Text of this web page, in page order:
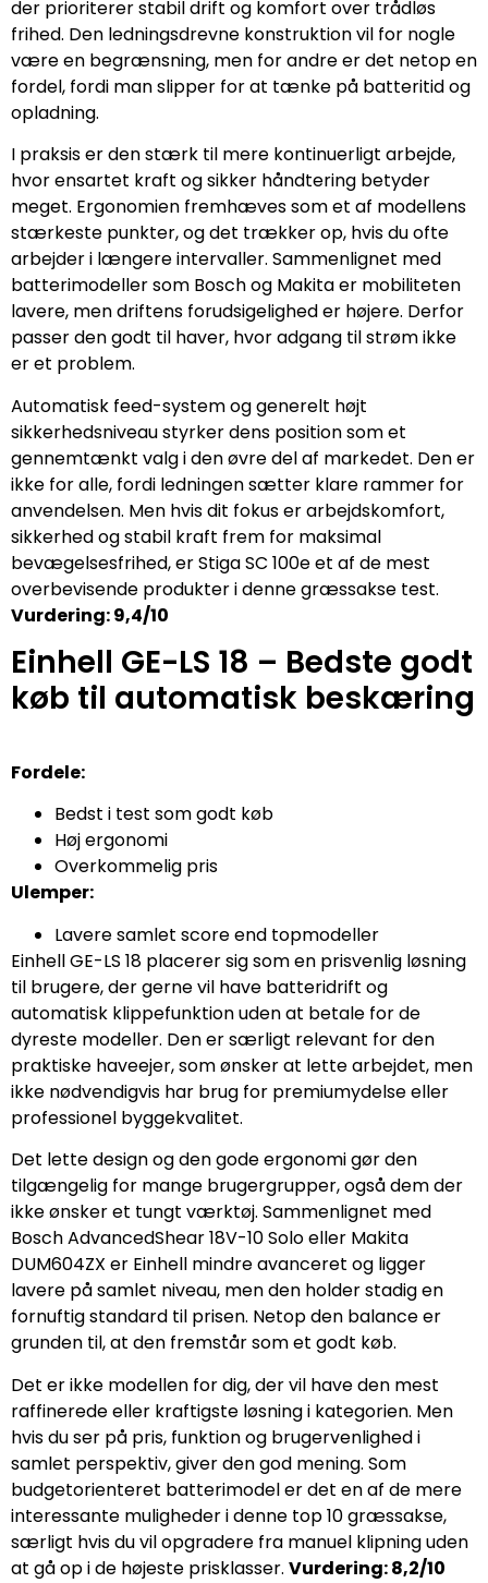
der prioriterer stabil drift og komfort over trådløs
frihed. Den ledningsdrevne konstruktion vil for nogle
være en begrænsning, men for andre er det netop en
fordel, fordi man slipper for at tænke på batteritid og
opladning.
I praksis er den stærk til mere kontinuerligt arbejde,
hvor ensartet kraft og sikker håndtering betyder
meget. Ergonomien fremhæves som et af modellens
stærkeste punkter, og det trækker op, hvis du ofte
arbejder i længere intervaller. Sammenlignet med
batterimodeller som Bosch og Makita er mobiliteten
lavere, men driftens forudsigelighed er højere. Derfor
passer den godt til haver, hvor adgang til strøm ikke
er et problem.
Automatisk feed-system og generelt højt
sikkerhedsniveau styrker dens position som et
gennemtænkt valg i den øvre del af markedet. Den er
ikke for alle, fordi ledningen sætter klare rammer for
anvendelsen. Men hvis dit fokus er arbejdskomfort,
sikkerhed og stabil kraft frem for maksimal
bevægelsesfrihed, er Stiga SC 100e et af de mest
overbevisende produkter i denne græssakse test.
Vurdering: 9,4/10
Einhell GE-LS 18 – Bedste godt
køb til automatisk beskæring
Fordele:
Bedst i test som godt køb
Høj ergonomi
Overkommelig pris
Ulemper:
Lavere samlet score end topmodeller
Einhell GE-LS 18 placerer sig som en prisvenlig løsning
til brugere, der gerne vil have batteridrift og
automatisk klippefunktion uden at betale for de
dyreste modeller. Den er særligt relevant for den
praktiske haveejer, som ønsker at lette arbejdet, men
ikke nødvendigvis har brug for premiumydelse eller
professionel byggekvalitet.
Det lette design og den gode ergonomi gør den
tilgængelig for mange brugergrupper, også dem der
ikke ønsker et tungt værktøj. Sammenlignet med
Bosch AdvancedShear 18V-10 Solo eller Makita
DUM604ZX er Einhell mindre avanceret og ligger
lavere på samlet niveau, men den holder stadig en
fornuftig standard til prisen. Netop den balance er
grunden til, at den fremstår som et godt køb.
Det er ikke modellen for dig, der vil have den mest
raffinerede eller kraftigste løsning i kategorien. Men
hvis du ser på pris, funktion og brugervenlighed i
samlet perspektiv, giver den god mening. Som
budgetorienteret batterimodel er det en af de mere
interessante muligheder i denne top 10 græssakse,
særligt hvis du vil opgradere fra manuel klipning uden
at gå op i de højeste prisklasser. Vurdering: 8,2/10